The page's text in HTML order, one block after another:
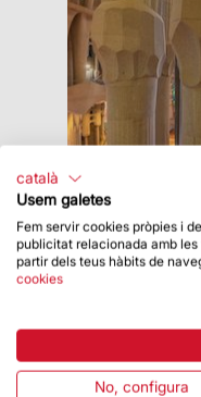
Data de
Tindrà lloc
podrà
català
Usem galetes
Fem servir cookies pròpies i
publicitat relacionada amb
partir dels teus hàbits de
cookies
No, configura